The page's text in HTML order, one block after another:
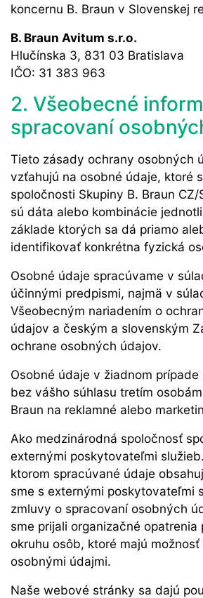
koncernu B. Braun v Slovenskej
B. Braun Avitum s.r.o.
Hlučínska 3, 831 03 Bratislava
IČO: 31 383 963
2. Všeobecné
spracovaní
Tieto zásady ochrany osobných
vzťahujú na osobné údaje, ktoré
spoločnosti Skupiny B. Braun CZ/
sú dáta alebo kombinácie
základe ktorých sa dá priamo
identifikovať konkrétna fyzická
Osobné údaje spracúvame v
účinnými predpismi, najmä v
Všeobecným nariadením o
údajov a českým a slovenským
ochrane osobných údajov.
Osobné údaje v žiadnom
bez vášho súhlasu tretím
Braun na reklamné alebo
Ako medzinárodná spoločnosť
externými poskytovateľmi
ktorom spracúvané údaje
sme s externými poskytovateľmi
zmluvy o spracovaní osobných
sme prijali organizačné opatrenia
okruhu osôb, ktoré majú
osobnými údajmi.
Naše webové stránky sa dajú